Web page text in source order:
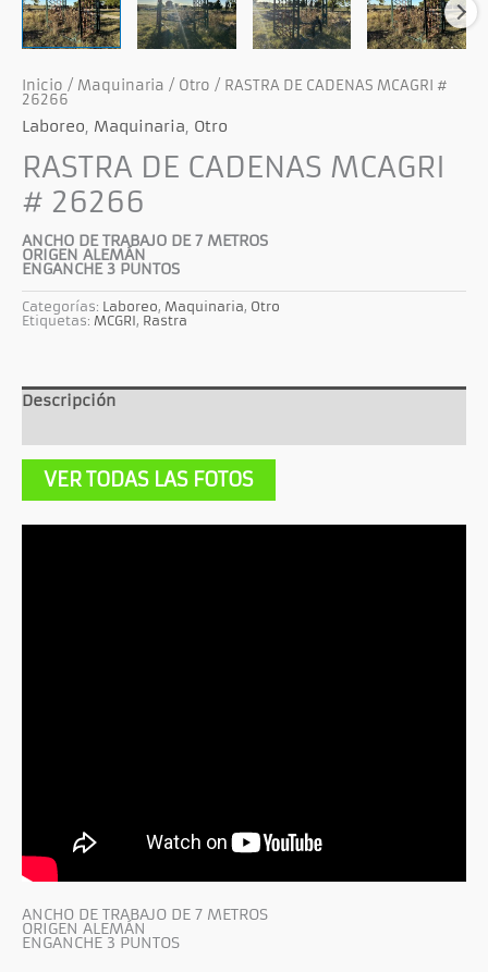
Inicio / Maquinaria / Otro / RASTRA DE CADENAS MCAGRI #
26266
Laboreo, Maquinaria, Otro
RASTRA DE CADENAS MCAGRI
# 26266
ANCHO DE TRABAJO DE 7 METROS
ORIGEN ALEMÁN
ENGANCHE 3 PUNTOS
Categorías: Laboreo, Maquinaria, Otro
Etiquetas: MCGRI, Rastra
Descripción
VER TODAS LAS FOTOS
ANCHO DE TRABAJO DE 7 METROS
ORIGEN ALEMÁN
ENGANCHE 3 PUNTOS